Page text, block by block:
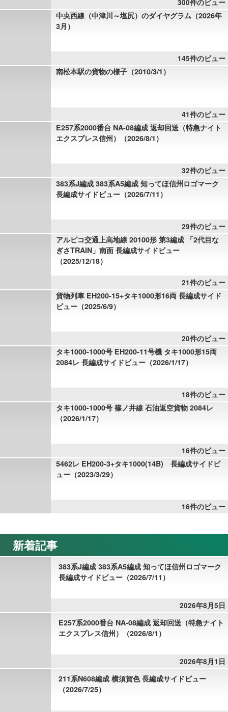
300件のビュー
中央西線（中津川～塩尻）のダイヤグラム（2026年
3月）
145件のビュー
南松本駅の貨物の様子（2010/3/1）
41件のビュー
E257系2000番台 NA-08編成 返却回送（特急ナイト
エクスプレス信州）（2026/8/1）
32件のビュー
383系J編成 383系A5編成 知ってほ信州ロゴマーク
長編成サイドビュー（2026/7/11）
29件のビュー
アルピコ交通上高地線 20100形 第3編成 「2代目な
ぎさTRAIN」南面 長編成サイドビュー
（2025/12/18）
21件のビュー
貨物列車 EH200-15+タキ1000形16両 長編成サイド
ビュー（2025/6/9）
20件のビュー
タキ1000-1000号 EH200-11号機 タキ1000形15両
2084レ 長編成サイドビュー（2026/1/17）
18件のビュー
タキ1000-1000号 篠ノ井線 石油返空貨物 2084レ
（2026/1/17）
16件のビュー
5462レ EH200-3+タキ1000(14B) 長編成サイドビ
ュー（2023/3/29）
16件のビュー
新着記事
383系J編成 383系A5編成 知ってほ信州ロゴマーク
長編成サイドビュー（2026/7/11）
2026年8月5日
E257系2000番台 NA-08編成 返却回送（特急ナイト
エクスプレス信州）（2026/8/1）
2026年8月1日
211系N608編成 横須賀色 長編成サイドビュー
（2026/7/25）